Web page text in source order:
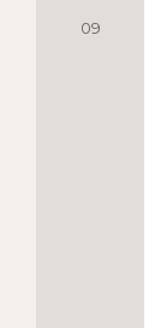
09